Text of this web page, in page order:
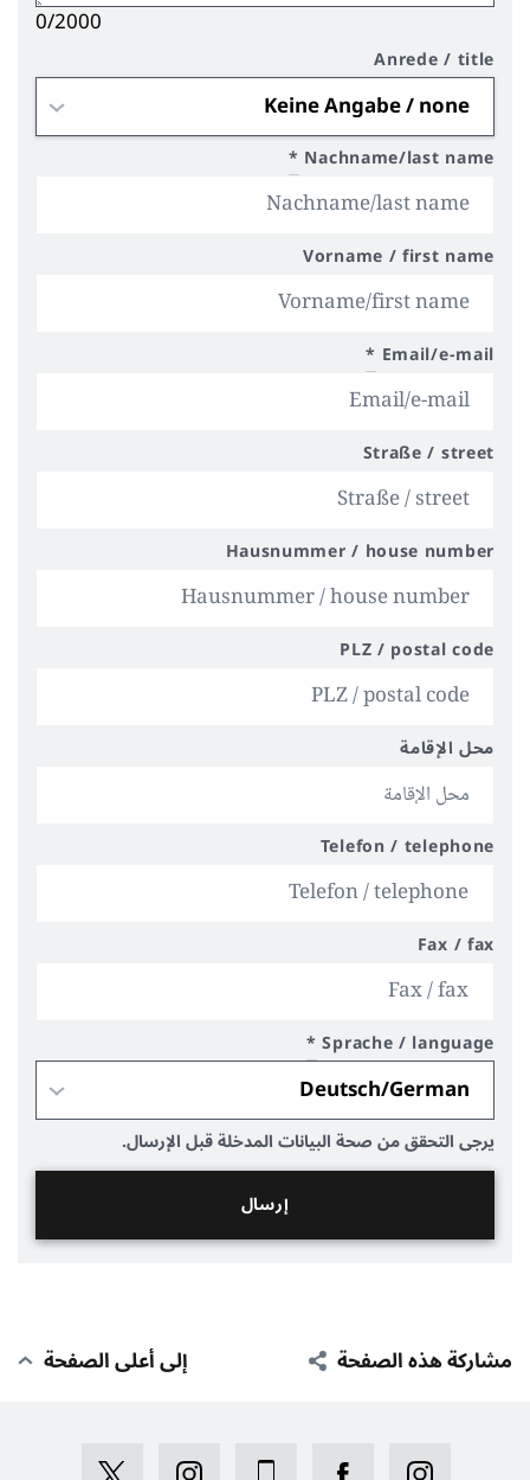
0/2000
Anrede / title
Nachname/last name
*
Vorname / first name
Email/e-mail
*
Straße / street
Hausnummer / house number
PLZ / postal code
محل الإقامة
Telefon / telephone
Fax / fax
Sprache / language
*
يرجى التحقق من صحة البيانات المدخلة قبل الإرسال.
مشاركة هذه الصفحة إلى أعلى الصفحة